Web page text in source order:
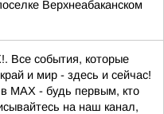
Верхнеабаканском
Все события, которые
и мир - здесь и сейчас!
MAX - будь первым, кто
на наш канал,